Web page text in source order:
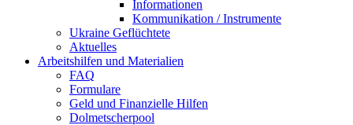
Informationen
Kommunikation / Instrumente
Ukraine Geflüchtete
Aktuelles
Arbeitshilfen und Materialien
FAQ
Formulare
Geld und Finanzielle Hilfen
Dolmetscherpool